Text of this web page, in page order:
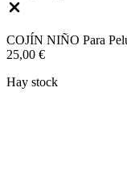
COJÍN NIÑO Para
25,00 €
Hay stock